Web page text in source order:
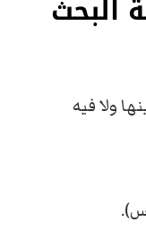
البحث
ولا فيه